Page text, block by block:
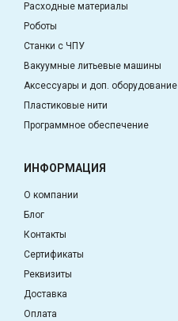
Расходные материалы
Роботы
Станки с ЧПУ
Вакуумные литьевые машины
Аксессуары и доп. оборудование
Пластиковые нити
Программное обеспечение
ИНФОРМАЦИЯ
О компании
Блог
Контакты
Сертификаты
Реквизиты
Доставка
Оплата